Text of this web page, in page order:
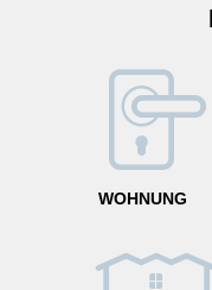
WOHNUNG